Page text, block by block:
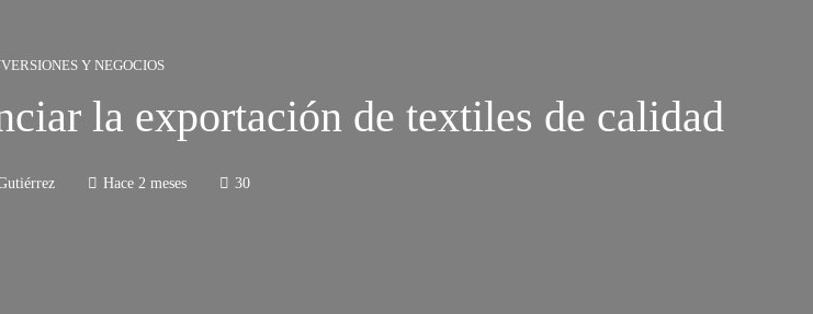
Y NEGOCIOS
la exportación de textiles de calidad
Hace 2 meses 30